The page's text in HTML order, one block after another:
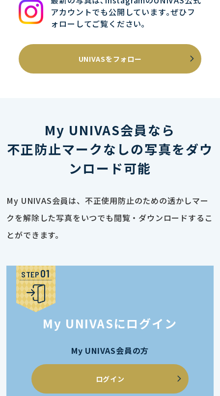
アカウントでも公開しています｡ぜひフ
ォローしてご覧ください｡
UNIVASをフォロー
My UNIVAS会員なら
不正防止マークなしの写真をダウ
ンロード可能
My UNIVAS会員は、不正使用防止のための透かしマー
クを解除した写真をいつでも閲覧・ダウンロードするこ
とができます。
STEP
My UNIVASにログイン
My UNIVAS会員の方
ログイン